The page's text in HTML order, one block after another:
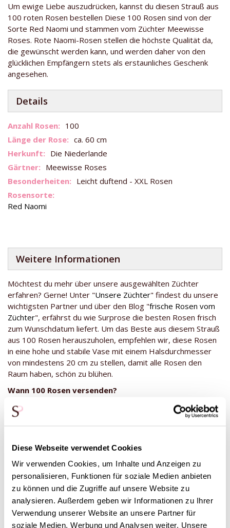
Diese Webseite verwendet Cookies
Wir verwenden Cookies, um Inhalte und Anzeigen zu
personalisieren, Funktionen für soziale Medien anbieten
zu können und die Zugriffe auf unsere Website zu
analysieren. Außerdem geben wir Informationen zu Ihrer
Verwendung unserer Website an unsere Partner für
soziale Medien, Werbung und Analysen weiter. Unsere
Um ewige Liebe auszudrücken, kannst du diesen Strauß aus
100 roten Rosen bestellen Diese 100 Rosen sind von der
Sorte Red Naomi und stammen vom Züchter Meewisse
Roses. Rote Naomi-Rosen stellen die höchste Qualität da,
die gewünscht werden kann, und werden daher von den
glücklichen Empfängern stets als erstaunliches Geschenk
angesehen.
Details
Weitere
Informationen
100
ca. 60 cm
Die Niederlande
Meewisse Roses
Leicht duftend - XXL Rosen
Red Naomi
Weitere Informationen
Möchtest du mehr über unsere ausgewählten Züchter
erfahren? Gerne! Unter "Unsere Züchter" findest du unsere
wichtigsten Partner und über den Blog "frische Rosen vom
Züchter", erfährst du wie Surprose die besten Rosen frisch
zum Wunschdatum liefert. Um das Beste aus diesem Strauß
aus 100 Rosen herauszuholen, empfehlen wir, diese Rosen
in eine hohe und stabile Vase mit einem Halsdurchmesser
von mindestens 20 cm zu stellen, damit alle Rosen den
Raum haben, schön zu blühen.
Wann 100 Rosen versenden?
Sende 100 rote Rosen zum Valentinstag, zu einem
besonderen Jubiläum, oder ganz einfach, um deine Liebe
wählen. Dort können rote Rosen frei nach Stückzahl bestellt
und als ein Strauß versand werden. Ob 100 Rosen, oder
mehr, oder weniger… Surprose wünscht viel Spaß und
Freude mit einem außergewöhnlichen Strauß roter Rosen.
Füge deiner Bestellung roter Rosen eine weiße Rose bei
Für ein besonderes Jahr oder einen besonderen Anlass kann